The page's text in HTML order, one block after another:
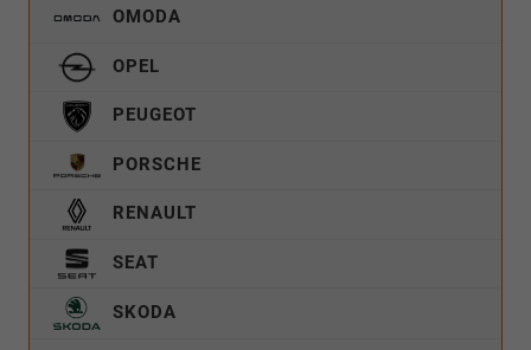
OMODA
OPEL
PEUGEOT
PORSCHE
RENAULT
SEAT
SKODA